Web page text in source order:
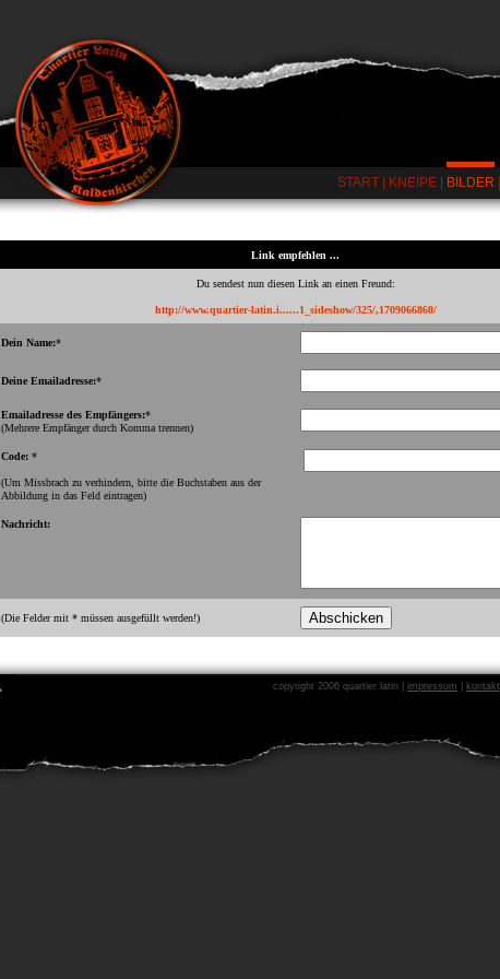
START KNEIPE BILDER
Link empfehlen ...
Du sendest nun diesen Link an einen Freund:
http://www.quartier-latin.i......1_sideshow/325/,1709066860/
Dein Name:*
Deine Emailadresse:*
Emailadresse des Empfängers:*
(Mehrere Empfänger durch Komma trennen)
Code: *
(Um Missbrach zu verhindern, bitte die Buchstaben aus der
Abbildung in das Feld eintragen)
Nachricht:
(Die Felder mit * müssen ausgefüllt werden!)
copyright 2006 quartier latin | impressum kontakt